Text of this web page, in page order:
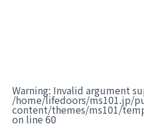
Warning: Invalid argument
/home/lifedoors/ms101.jp/
content/themes/ms101/
on line 60